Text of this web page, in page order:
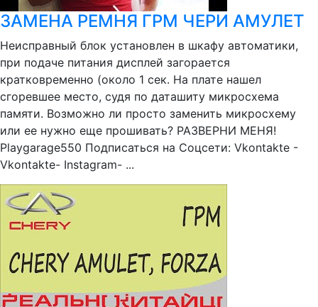
ЗАМЕНА РЕМНЯ ГРМ ЧЕРИ АМУЛЕТ
Неисправный блок установлен в шкафу автоматики,
при подаче питания дисплей загорается
кратковременно (около 1 сек. На плате нашел
сгоревшее место, судя по даташиту микросхема
памяти. Возможно ли просто заменить микросхему
или ее нужно еще прошивать? РАЗВЕРНИ МЕНЯ!
Playgarage550 Подписаться на Соцсети: Vkontakte -
Vkontakte- Instagram- ...